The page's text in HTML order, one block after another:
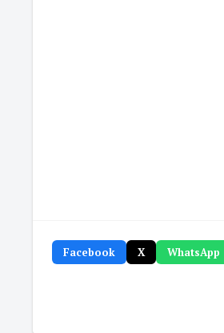
Facebook X WhatsApp